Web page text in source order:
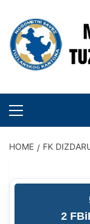
content
MENU
HOME FK
2